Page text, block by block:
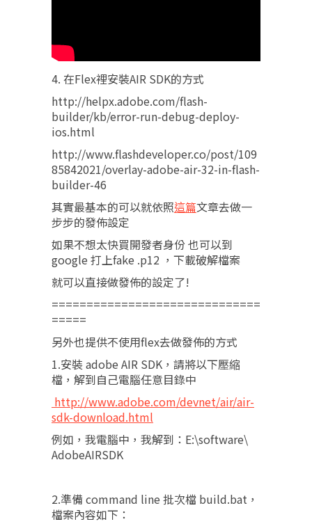
4. 在Flex裡安裝AIR SDK的方式
http://helpx.adobe.com/flash-
builder/kb/error-run-debug-deploy-
ios.html
http://www.flashdeveloper.co/post/109
85842021/overlay-adobe-air-32-in-flash-
builder-46
其實最基本的可以就依照這篇文章去做一
步步的發佈設定
如果不想太快買開發者身份 也可以到
google 打上fake .p12 ，下載破解檔案
就可以直接做發佈的設定了!
==============================
=====
另外也提供不使用flex去做發佈的方式
1.安裝 adobe AIR SDK，請將以下壓縮
檔，解到自己電腦任意目錄中
http://www.adobe.com/devnet/air/air-
sdk-download.html
例如，我電腦中，我解到：E:\software\
AdobeAIRSDK
2.準備 command line 批次檔 build.bat，
檔案內容如下：